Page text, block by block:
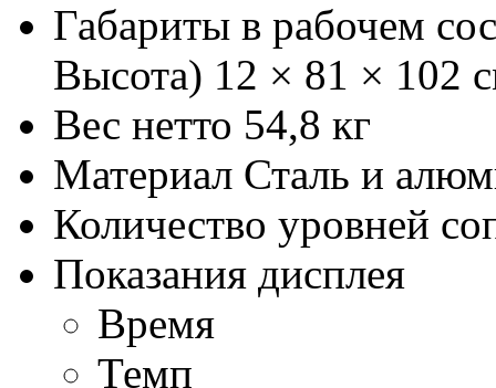
Габариты в рабочем
Высота) 12 × 81 × 102
Вес нетто 54,8 кг
Материал Сталь и
Количество уровней
Показания дисплея
Время
Темп